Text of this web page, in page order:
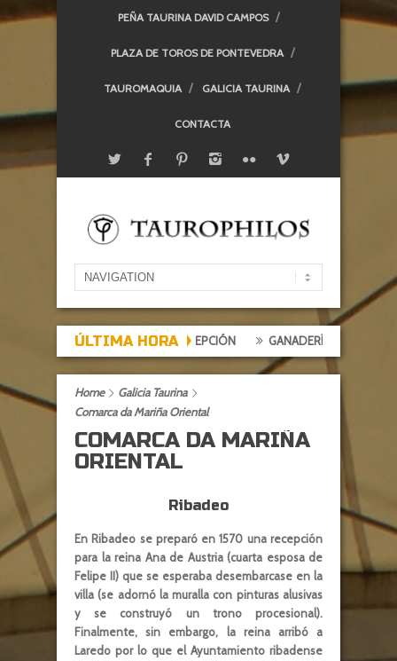
PEÑA TAURINA DAVID CAMPOS
PLAZA DE TOROS DE PONTEVEDRA
TAUROMAQUIA GALICIA TAURINA
CONTACTA
ÚLTIMA HORA
EXPECTACIÓN, TARDE DE DECEPCIÓN GANADERÍAS: ALCURRUCÉN
Home
Galicia Taurina
Comarca da Mariña Oriental
COMARCA DA MARIÑA
ORIENTAL
Ribadeo
En Ribadeo se preparó en 1570 una recepción
para la reina Ana de Austria (cuarta esposa de
Felipe II) que se esperaba desembarcase en la
villa (se adornó la muralla con pinturas alusivas
y se construyó un trono procesional).
Finalmente, sin embargo, la reina arribó a
Laredo por lo que el Ayuntamiento ribadense